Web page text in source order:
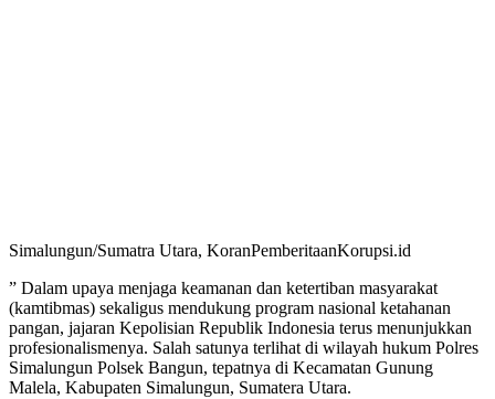
Simalungun/Sumatra Utara, KoranPemberitaanKorupsi.id
” Dalam upaya menjaga keamanan dan ketertiban masyarakat
(kamtibmas) sekaligus mendukung program nasional ketahanan
pangan, jajaran Kepolisian Republik Indonesia terus menunjukkan
profesionalismenya. Salah satunya terlihat di wilayah hukum Polres
Simalungun Polsek Bangun, tepatnya di Kecamatan Gunung
Malela, Kabupaten Simalungun, Sumatera Utara.